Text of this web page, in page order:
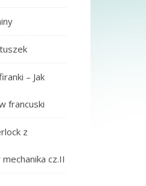
– Jak
francuski
z
cz.II